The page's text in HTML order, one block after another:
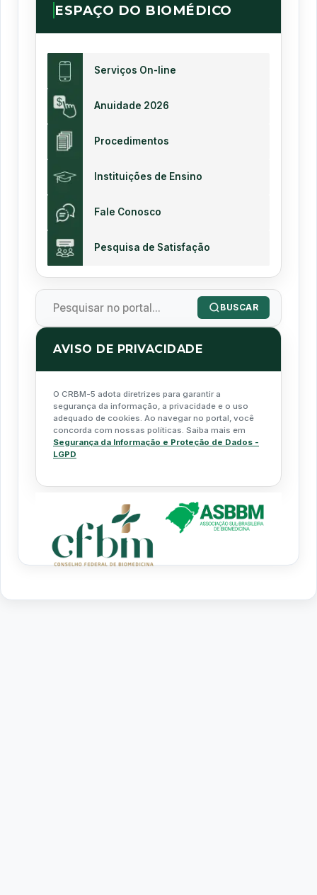
ESPAÇO DO BIOMÉDICO
Serviços On-line
Anuidade 2026
Procedimentos
Instituições de Ensino
Fale Conosco
Pesquisa de Satisfação
BUSCAR
AVISO DE PRIVACIDADE
O CRBM-5 adota diretrizes para garantir a
segurança da informação, a privacidade e o uso
adequado de cookies. Ao navegar no portal, você
concorda com nossas políticas. Saiba mais em
Segurança da Informação e Proteção de Dados -
LGPD